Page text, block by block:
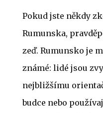
Pokud jste někdy
Rumunska,
zeď. Rumunsko je
známé: lidé jsou
nejbližšímu
budce nebo